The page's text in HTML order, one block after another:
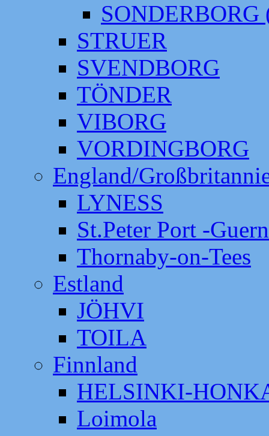
SONDERBORG
STRUER
SVENDBORG
TÖNDER
VIBORG
VORDINGBORG
England/
LYNESS
St.Peter Port -
Thornaby-on-Tees
Estland
JÖHVI
TOILA
Finnland
HELSINKI-
Loimola